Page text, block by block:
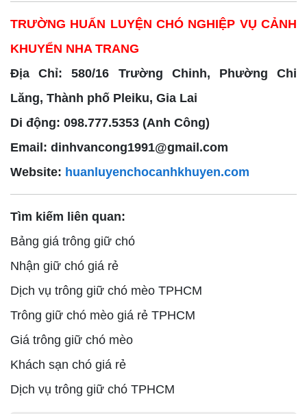
TRƯỜNG HUẤN LUYỆN CHÓ NGHIỆP VỤ CẢNH
KHUYỂN NHA TRANG
Địa Chỉ: 580/16 Trường Chinh, Phường Chi
Lăng, Thành phố Pleiku, Gia Lai
Di động: 098.777.5353 (Anh Công)
Email: dinhvancong1991@gmail.com
Website: huanluyenchocanhkhuyen.com
Tìm kiếm liên quan:
Bảng giá trông giữ chó
Nhận giữ chó giá rẻ
Dịch vụ trông giữ chó mèo TPHCM
Trông giữ chó mèo giá rẻ TPHCM
Giá trông giữ chó mèo
Khách sạn chó giá rẻ
Dịch vụ trông giữ chó TPHCM